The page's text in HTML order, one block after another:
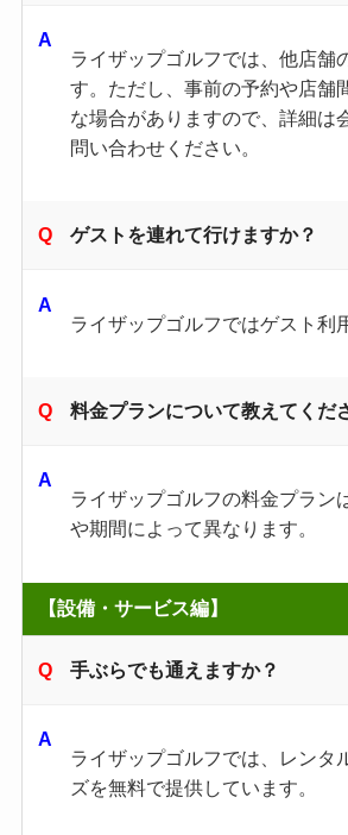
ライザップゴルフでは、他店舗
す。ただし、事前の予約や店舗
な場合がありますので、詳細は
問い合わせください。
ゲストを連れて行けますか？
ライザップゴルフではゲスト利
料金プランについて教えてくだ
ライザップゴルフの料金プラン
や期間によって異なります。
【設備・サービス編】
手ぶらでも通えますか？
ライザップゴルフでは、レンタ
ズを無料で提供しています。